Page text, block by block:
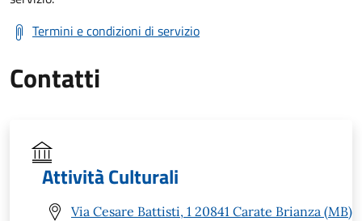
Termini e condizioni di servizio
Contatti
Attività Culturali
Via Cesare Battisti, 1 20841 Carate Brianza (MB)